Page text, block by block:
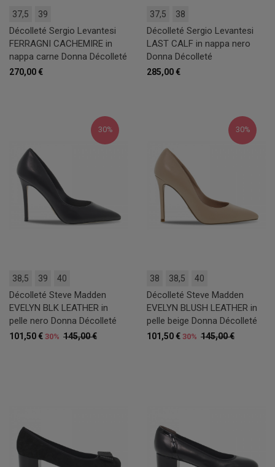
37,5 39
Décolleté Sergio Levantesi
FERRAGNI CACHEMIRE in
nappa carne Donna Décolleté
270,00 €
37,5 38
Décolleté Sergio Levantesi
LAST CALF in nappa nero
Donna Décolleté
285,00 €
30%
38,5 39 40
Décolleté Steve Madden
EVELYN BLK LEATHER in
pelle nero Donna Décolleté
145,00 €
101,50 € 30%
30%
38 38,5 40
Décolleté Steve Madden
EVELYN BLUSH LEATHER in
pelle beige Donna Décolleté
145,00 €
101,50 € 30%